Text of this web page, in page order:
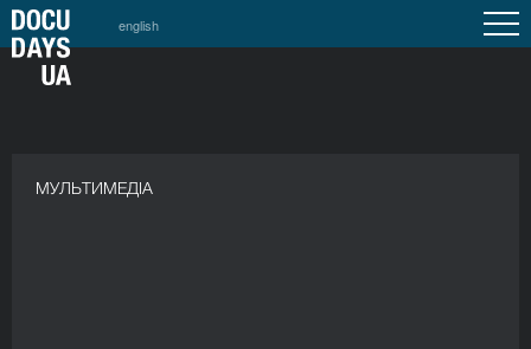
english
МУЛЬТИМЕДІА